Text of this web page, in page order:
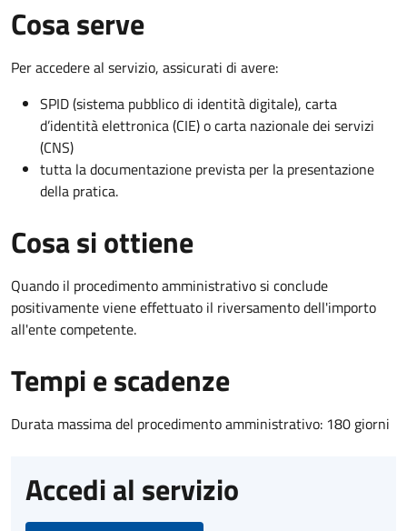
Cosa serve
Per accedere al servizio, assicurati di avere:
SPID (sistema pubblico di identità digitale), carta
d’identità elettronica (CIE) o carta nazionale dei servizi
(CNS)
tutta la documentazione prevista per la presentazione
della pratica.
Cosa si ottiene
Quando il procedimento amministrativo si conclude
positivamente viene effettuato il riversamento dell'importo
all'ente competente.
Tempi e scadenze
Durata massima del procedimento amministrativo: 180 giorni
Accedi al servizio